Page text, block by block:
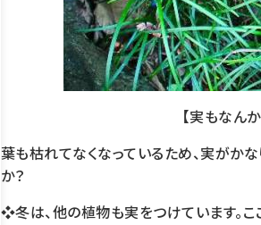
【実もなん
葉も枯れてなくなっているため、実がか
か？
❖冬は、他の植物も実をつけています。こ